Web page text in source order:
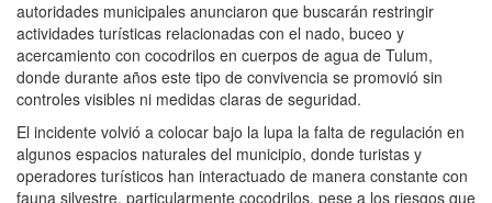
autoridades municipales anunciaron que buscarán restringir
actividades turísticas relacionadas con el nado, buceo y
acercamiento con cocodrilos en cuerpos de agua de Tulum,
donde durante años este tipo de convivencia se promovió sin
controles visibles ni medidas claras de seguridad.
El incidente volvió a colocar bajo la lupa la falta de regulación en
algunos espacios naturales del municipio, donde turistas y
operadores turísticos han interactuado de manera constante con
fauna silvestre, particularmente cocodrilos, pese a los riesgos que